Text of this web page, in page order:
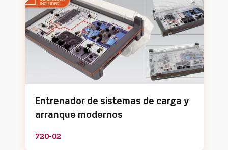
Entrenador de sistemas de carga y
arranque modernos
720-02